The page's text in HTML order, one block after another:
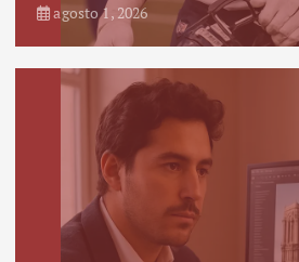
agosto 1, 2026